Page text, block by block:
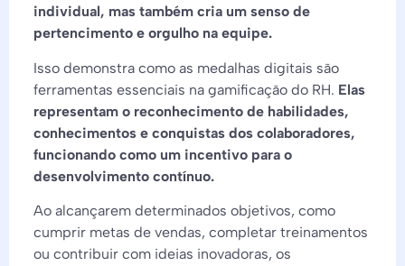
individual, mas também cria um senso de
pertencimento e orgulho na equipe.
Isso demonstra como as medalhas digitais são
ferramentas essenciais na gamificação do RH. Elas
representam o reconhecimento de habilidades,
conhecimentos e conquistas dos colaboradores,
funcionando como um incentivo para o
desenvolvimento contínuo.
Ao alcançarem determinados objetivos, como
cumprir metas de vendas, completar treinamentos
ou contribuir com ideias inovadoras, os